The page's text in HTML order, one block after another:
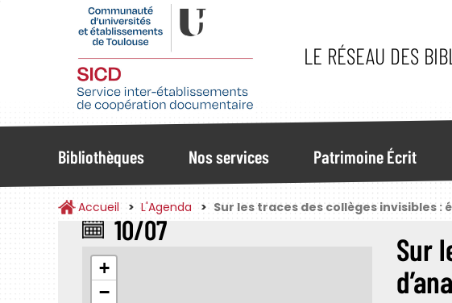
LE RÉSEAU DES
Navigation
Principale
Bibliothèques Nos services Patrimoine Écrit
Accueil L'Agenda Sur les traces des collèges invisibles
10/07
Emplacement
+
−
Sur